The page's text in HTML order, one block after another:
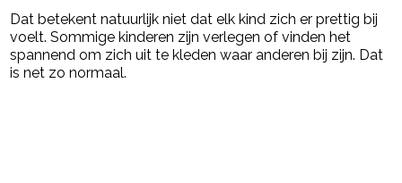
Dat betekent natuurlijk niet dat elk kind zich er prettig bij
voelt. Sommige kinderen zijn verlegen of vinden het
spannend om zich uit te kleden waar anderen bij zijn. Dat
is net zo normaal.